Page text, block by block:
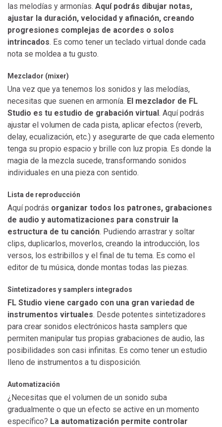
las melodías y armonías. Aquí podrás dibujar notas,
ajustar la duración, velocidad y afinación, creando
progresiones complejas de acordes o solos
intrincados. Es como tener un teclado virtual donde cada
nota se moldea a tu gusto.
Mezclador (mixer)
Una vez que ya tenemos los sonidos y las melodías,
necesitas que suenen en armonía. El mezclador de FL
Studio es tu estudio de grabación virtual . Aquí podrás
ajustar el volumen de cada pista, aplicar efectos (reverb,
delay, ecualización, etc.) y asegurarte de que cada elemento
tenga su propio espacio y brille con luz propia. Es donde la
magia de la mezcla sucede, transformando sonidos
individuales en una pieza con sentido.
Lista de reproducción
Aquí podrás organizar todos los patrones, grabaciones
de audio y automatizaciones para construir la
estructura de tu canción. Pudiendo arrastrar y soltar
clips, duplicarlos, moverlos, creando la introducción, los
versos, los estribillos y el final de tu tema. Es como el
editor de tu música, donde montas todas las piezas.
Sintetizadores y samplers integrados
FL Studio viene cargado con una gran variedad de
instrumentos virtuales. Desde potentes sintetizadores
para crear sonidos electrónicos hasta samplers que
permiten manipular tus propias grabaciones de audio, las
posibilidades son casi infinitas. Es como tener un estudio
lleno de instrumentos a tu disposición.
Automatización
¿Necesitas que el volumen de un sonido suba
gradualmente o que un efecto se active en un momento
específico? La automatización permite controlar